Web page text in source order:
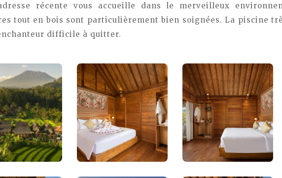
récente vous accueille dans le merveilleux
tout en bois sont particulièrement bien soignées. La piscine
difficile à quitter.